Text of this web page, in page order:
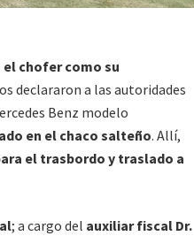
chofer como su
declararon a las autoridades
Benz modelo
en el chaco salteño. Allí,
el trasbordo y traslado a
; a cargo del auxiliar fiscal Dr.